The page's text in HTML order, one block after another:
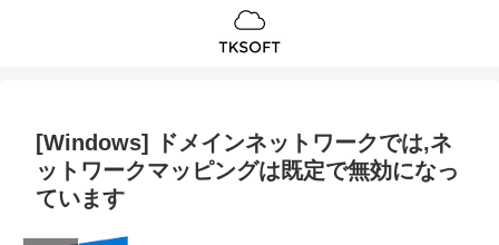
[Windows] ドメインネットワークでは,ネ
ットワークマッピングは既定で無効になっ
ています